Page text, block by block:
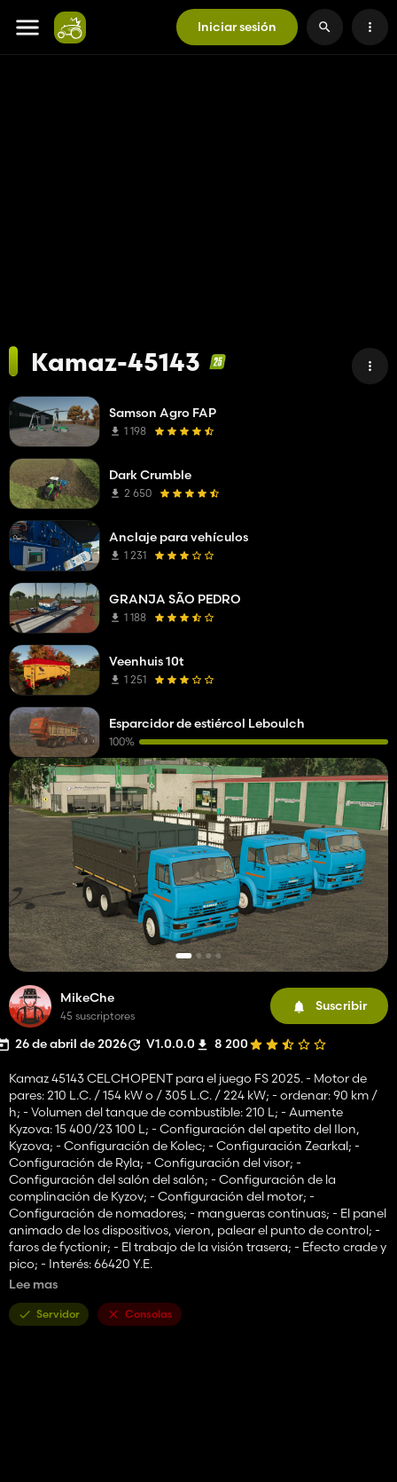
Iniciar sesión
Kamaz-45143
MikeChe
45 suscriptores
Suscribir
26 de abril de 2026 V1.0.0.0 8 200
Kamaz 45143 CELCHOPENT para el juego FS 2025. - Motor de
pares: 210 L.C. / 154 kW o / 305 L.C. / 224 kW; - ordenar: 90 km /
h; - Volumen del tanque de combustible: 210 L; - Aumente
Kyzova: 15 400/23 100 L; - Configuración del apetito del Ilon,
Kyzova; - Configuración de Kolec; - Configuración Zearkal; -
Configuración de Ryla; - Configuración del visor; -
Configuración del salón del salón; - Configuración de la
complinación de Kyzov; - Configuración del motor; -
Configuración de nomadores; - mangueras continuas; - El panel
animado de los dispositivos, vieron, palear el punto de control; -
faros de fyctionir; - El trabajo de la visión trasera; - Efecto crade y
pico; - Interés: 66420 Y.E.
Los autores del original: R.Mihail, Petr79,
sobres
Lee mas
Servidor Consolas
Samson Agro FAP
1 198
Dark Crumble
2 650
Anclaje para vehículos
1 231
GRANJA SÃO PEDRO
1 188
Veenhuis 10t
1 251
Esparcidor de estiércol Leboulch
100%